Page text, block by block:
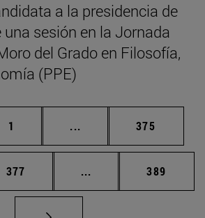
a la presidencia de
sesión en la Jornada
del Grado en Filosofía,
(PPE)
Página
1 ... Páginas intermedias
Página
375
Página
377 ... Páginas intermedias
Página
389